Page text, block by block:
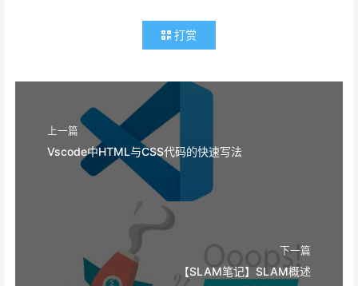
打赏
上一篇
Vscode中HTML与CSS代码的快速写法
下一篇
【SLAM笔记】SLAM概述